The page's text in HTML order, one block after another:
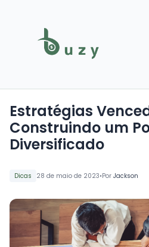
Dicas 28 de maio de 2023•Por Jackson
Estratégias
Construindo um
Diversificado